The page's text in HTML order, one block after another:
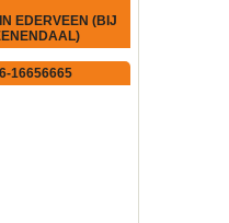
EDERVEEN (BIJ
16656665